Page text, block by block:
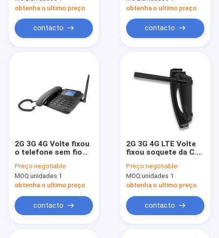
obtenha o ultimo preço
contacto
obtenha o ultimo preço
contacto
2G 3G 4G Volte fixou
o telefone sem fio
WIFI
Preço:negotiable
MOQ:unidades 1
obtenha o ultimo preço
contacto
2G 3G 4G LTE Volte
fixou soquete da C.C.
sem fio o multi
Preço:negotiable
MOQ:unidades 1
obtenha o ultimo preço
contacto